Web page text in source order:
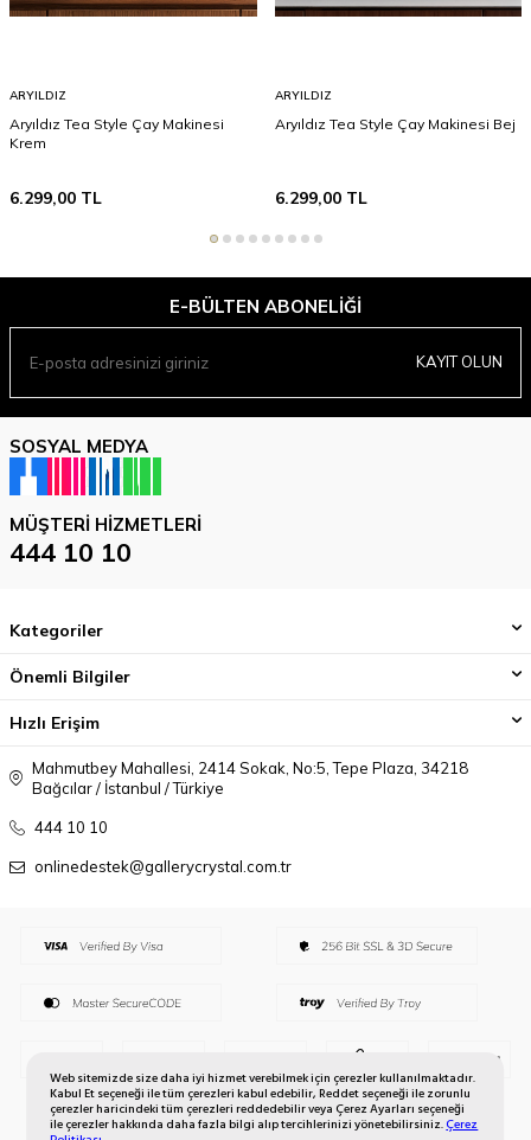
Web sitemizde size daha iyi hizmet verebilmek için çerezler kullanılmaktadır.
Kabul Et seçeneği ile tüm çerezleri kabul edebilir, Reddet seçeneği ile zorunlu
çerezler haricindeki tüm çerezleri reddedebilir veya Çerez Ayarları seçeneği
ile çerezler hakkında daha fazla bilgi alıp tercihlerinizi yönetebilirsiniz.Çerez
ARYILDIZ
Aryıldız Tea Style Çay Makinesi
Krem
6.299,00 TL
ARYILDIZ
Aryıldız Tea Style Çay Makinesi Bej
6.299,00TL
E-BÜLTEN ABONELIĞI
KAYIT OLUN
SOSYAL MEDYA
MÜŞTERI HIZMETLERI
444 10 10
Kategoriler
Önemli Bilgiler
Hızlı Erişim
Mahmutbey Mahallesi, 2414 Sokak, No:5, Tepe Plaza, 34218
Bağcılar / İstanbul / Türkiye
444 10 10
onlinedestek@gallerycrystal.com.tr